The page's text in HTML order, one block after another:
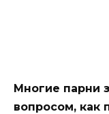
Многие парни
вопросом, как